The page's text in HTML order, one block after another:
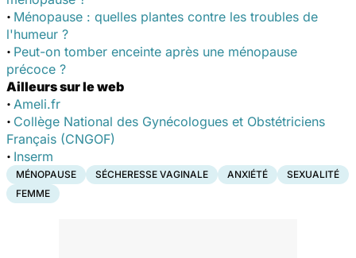
· Ménopause : quelles plantes contre les troubles de
l'humeur ?
· Peut-on tomber enceinte après une ménopause
précoce ?
Ailleurs sur le web
· Ameli.fr
· Collège National des Gynécologues et Obstétriciens
Français (CNGOF)
· Inserm
MÉNOPAUSE SÉCHERESSE VAGINALE ANXIÉTÉ
SEXUALITÉ
FEMME